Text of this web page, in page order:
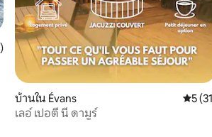
4.95 จาก 5, 61 รีวิว
บ้านใน Évans คะแน
5
เลอ์ เปอตี นี ดามูร์